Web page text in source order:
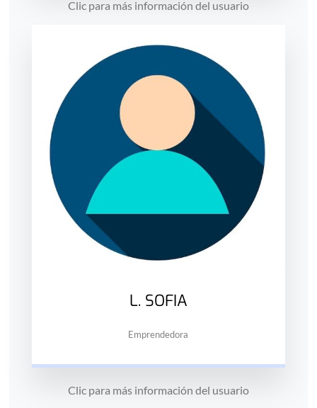
Clic para más información del usuario
L. SOFIA
Emprendedora
Clic para más información del usuario